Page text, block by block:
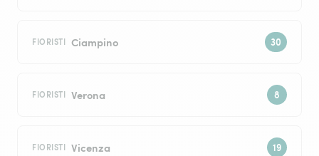
FIORISTI Ciampino
FIORISTI Verona
FIORISTI Vicenza